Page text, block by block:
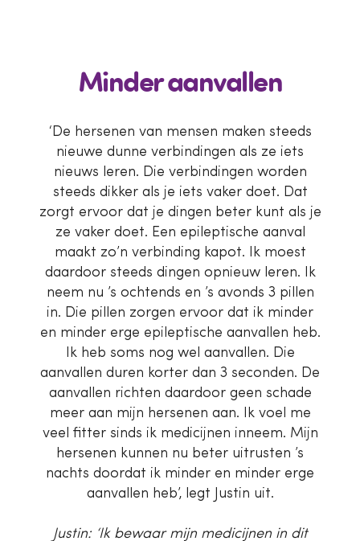
Minder aanvallen
‘De hersenen van mensen maken steeds
nieuwe dunne verbindingen als ze iets
nieuws leren. Die verbindingen worden
steeds dikker als je iets vaker doet. Dat
zorgt ervoor dat je dingen beter kunt als je
ze vaker doet. Een epileptische aanval
maakt zo’n verbinding kapot. Ik moest
daardoor steeds dingen opnieuw leren. Ik
neem nu ’s ochtends en ’s avonds 3 pillen
in. Die pillen zorgen ervoor dat ik minder
en minder erge epileptische aanvallen heb.
Ik heb soms nog wel aanvallen. Die
aanvallen duren korter dan 3 seconden. De
aanvallen richten daardoor geen schade
meer aan mijn hersenen aan. Ik voel me
veel fitter sinds ik medicijnen inneem. Mijn
hersenen kunnen nu beter uitrusten ’s
nachts doordat ik minder en minder erge
aanvallen heb’, legt Justin uit.
Justin: ‘Ik bewaar mijn medicijnen in dit